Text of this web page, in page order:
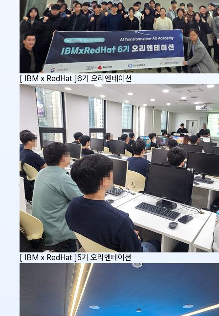
[ IBM x RedHat ]6기 오리엔테이션
[ IBM x RedHat ]5기 오리엔테이션